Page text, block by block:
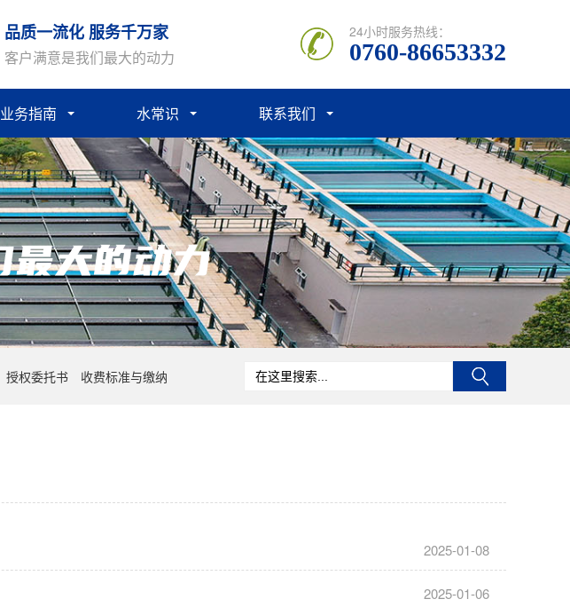
品质一流化 服务千万家
客户满意是我们最大的动力
24小时服务热线：
0760-86653332
业务指南 水常识 联系我们
授权委托书 收费标准与缴纳
2025-01-08
2025-01-06